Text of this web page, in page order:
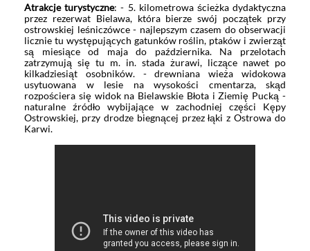
Atrakcje turystyczne: - 5. kilometrowa ścieżka dydaktyczna
przez rezerwat Bielawa, która bierze swój początek przy
ostrowskiej leśniczówce - najlepszym czasem do obserwacji
licznie tu występujących gatunków roślin, ptaków i zwierząt
są miesiące od maja do października. Na przelotach
zatrzymują się tu m. in. stada żurawi, liczące nawet po
kilkadziesiąt osobników. - drewniana wieża widokowa
usytuowana w lesie na wysokości cmentarza, skąd
rozpościera się widok na Bielawskie Błota i Ziemię Pucką -
naturalne źródło wybijające w zachodniej części Kępy
Ostrowskiej, przy drodze biegnącej przez łąki z Ostrowa do
Karwi.